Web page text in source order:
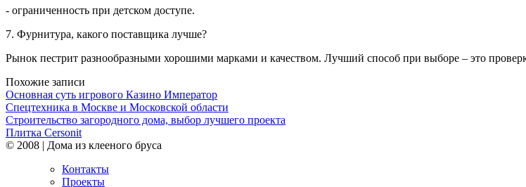
- ограниченность при детском доступе.
7. Фурнитура, какого поставщика лучше?
Рынок пестрит разнообразными хорошими марками и качеством. Лучший способ при выборе – это
Похожие записи
Основная суть игрового Казино Император
Спецтехника в Москве и Московской области
Строительство загородного дома, выбор лучшего проекта
Плитка Cersonit
© 2008 | Дома из клееного бруса
Контакты
Проекты